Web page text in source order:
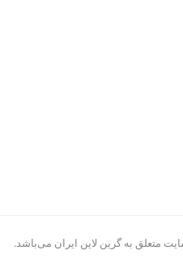
متعلق به گرین لاین ایران می‌باشد.